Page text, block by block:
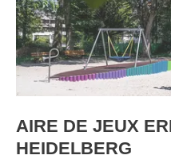
AIRE DE JEUX
HEIDELBERG